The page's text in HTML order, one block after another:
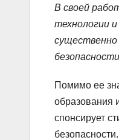
В своей
технологии
существенно
Помимо ее
образования
спонсирует
безопасности.